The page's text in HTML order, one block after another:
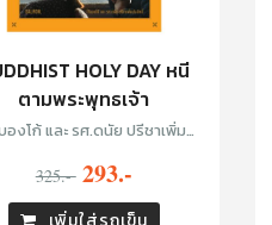
HOLY DAY หนี
ตามพระพุทธเจ้า
องโก้ และ รศ.ดนัย ปรีชาเพิ่ม
325.- 293.-